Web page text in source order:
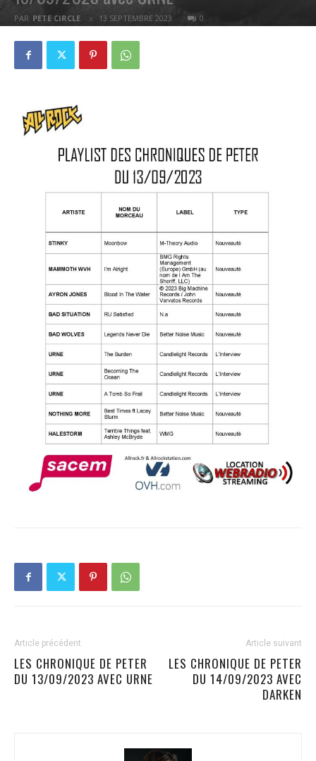
PAR PETE CIRCLE 13 SEPTEMBRE 2023 0
Article précédent
LES CHRONIQUE DE PETER
DU 13/09/2023 AVEC URNE
Article suivant
LES CHRONIQUE DE PETER
DU 14/09/2023 AVEC
DARKEN